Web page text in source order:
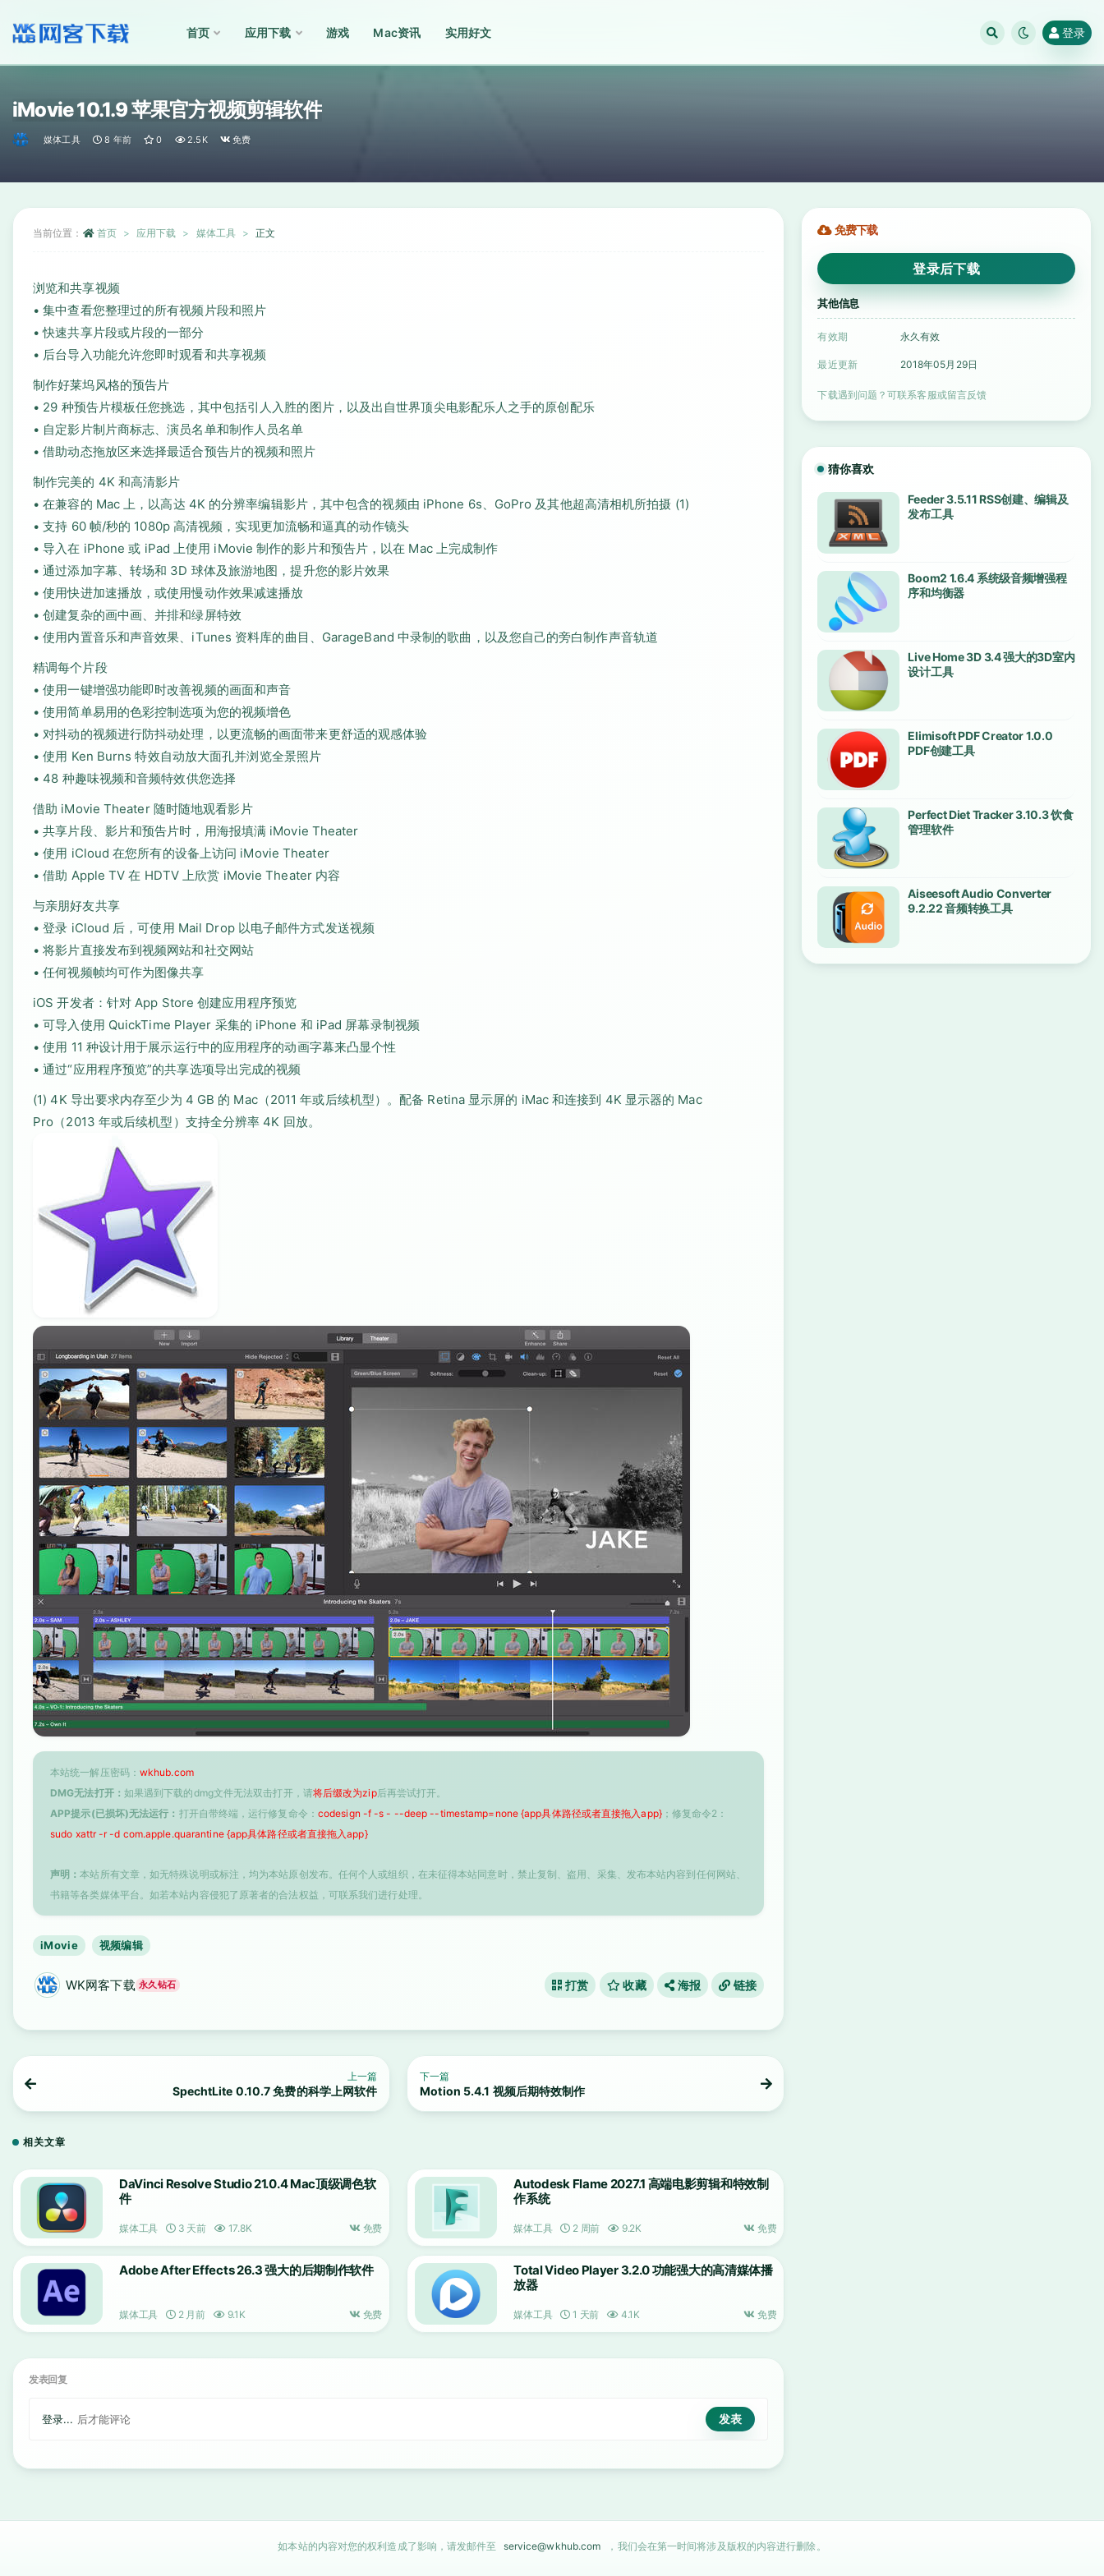
首页 应用下载 游戏 Mac资讯 实用好文 登录
iMovie 10.1.9 苹果官方视频剪辑软件
媒体工具 8 年前 0 2.5K 免费
当前位置： 首页 应用下载 媒体工具 正文
浏览和共享视频
• 集中查看您整理过的所有视频片段和照片
• 快速共享片段或片段的一部分
• 后台导入功能允许您即时观看和共享视频
制作好莱坞风格的预告片
• 29 种预告片模板任您挑选，其中包括引人入胜的图片，以及出自世界顶尖电影配乐人之手的原创配乐
• 自定影片制片商标志、演员名单和制作人员名单
• 借助动态拖放区来选择最适合预告片的视频和照片
制作完美的 4K 和高清影片
• 在兼容的 Mac 上，以高达 4K 的分辨率编辑影片，其中包含的视频由 iPhone 6s、GoPro 及其他超高清相机所拍摄 (1)
• 支持 60 帧/秒的 1080p 高清视频，实现更加流畅和逼真的动作镜头
• 导入在 iPhone 或 iPad 上使用 iMovie 制作的影片和预告片，以在 Mac 上完成制作
• 通过添加字幕、转场和 3D 球体及旅游地图，提升您的影片效果
• 使用快进加速播放，或使用慢动作效果减速播放
• 创建复杂的画中画、并排和绿屏特效
• 使用内置音乐和声音效果、iTunes 资料库的曲目、GarageBand 中录制的歌曲，以及您自己的旁白制作声音轨道
精调每个片段
• 使用一键增强功能即时改善视频的画面和声音
• 使用简单易用的色彩控制选项为您的视频增色
• 对抖动的视频进行防抖动处理，以更流畅的画面带来更舒适的观感体验
• 使用 Ken Burns 特效自动放大面孔并浏览全景照片
• 48 种趣味视频和音频特效供您选择
借助 iMovie Theater 随时随地观看影片
• 共享片段、影片和预告片时，用海报填满 iMovie Theater
• 使用 iCloud 在您所有的设备上访问 iMovie Theater
• 借助 Apple TV 在 HDTV 上欣赏 iMovie Theater 内容
与亲朋好友共享
• 登录 iCloud 后，可使用 Mail Drop 以电子邮件方式发送视频
• 将影片直接发布到视频网站和社交网站
• 任何视频帧均可作为图像共享
iOS 开发者：针对 App Store 创建应用程序预览
• 可导入使用 QuickTime Player 采集的 iPhone 和 iPad 屏幕录制视频
• 使用 11 种设计用于展示运行中的应用程序的动画字幕来凸显个性
• 通过“应用程序预览”的共享选项导出完成的视频
(1) 4K 导出要求内存至少为 4 GB 的 Mac（2011 年或后续机型）。配备 Retina 显示屏的 iMac 和连接到 4K 显示器的 Mac
Pro（2013 年或后续机型）支持全分辨率 4K 回放。
本站统一解压密码： wkhub.com
DMG无法打开： 如果遇到下载的dmg文件无法双击打开，请将后缀改为zip后再尝试打开。
APP提示(已损坏)无法运行： 打开自带终端，运行修复命令： codesign -f -s - --deep --timestamp=none {app具体路径或者直接拖入app}；修复命令2：
sudo xattr -r -d com.apple.quarantine {app具体路径或者直接拖入app}
声明：本站所有文章，如无特殊说明或标注，均为本站原创发布。任何个人或组织，在未征得本站同意时，禁止复制、盗用、采集、发布本站内容到任何网站、
书籍等各类媒体平台。如若本站内容侵犯了原著者的合法权益，可联系我们进行处理。
iMovie 视频编辑
WK网客下载 永久钻石 打赏 收藏 海报 链接
上一篇
SpechtLite 0.10.7 免费的科学上网软件
下一篇
Motion 5.4.1 视频后期特效制作
相关文章
DaVinci Resolve Studio 21.0.4 Mac顶级调色软
件
媒体工具 3 天前 17.8K 免费
Autodesk Flame 2027.1 高端电影剪辑和特效制
作系统
媒体工具 2 周前 9.2K 免费
Adobe After Effects 26.3 强大的后期制作软件
媒体工具 2 月前 9.1K 免费
Total Video Player 3.2.0 功能强大的高清媒体播
放器
媒体工具 1 天前 4.1K 免费
发表回复
登录... 后才能评论
免费下载
登录后下载
其他信息
有效期 永久有效
最近更新 2018年05月29日
下载遇到问题？可联系客服或留言反馈
猜你喜欢
Feeder 3.5.11 RSS创建、编辑及
发布工具
Boom2 1.6.4 系统级音频增强程
序和均衡器
Live Home 3D 3.4 强大的3D室内
设计工具
Elimisoft PDF Creator 1.0.0
PDF创建工具
Perfect Diet Tracker 3.10.3 饮食
管理软件
Aiseesoft Audio Converter
9.2.22 音频转换工具
如本站的内容对您的权利造成了影响，请发邮件至 service@wkhub.com ，我们会在第一时间将涉及版权的内容进行删除。